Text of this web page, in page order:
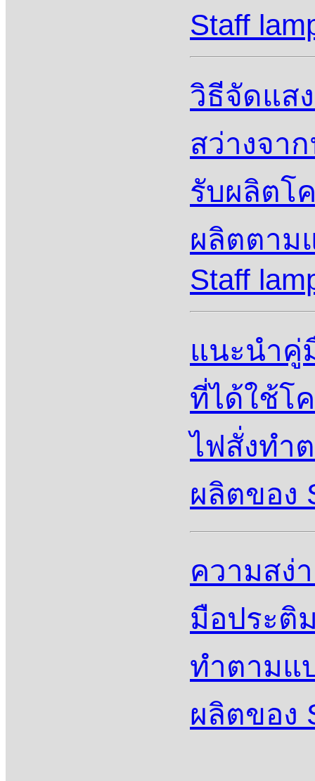
Staff
วิธีจัดแส
สว่างจา
รับผลิตโ
ผลิตตาม
Staff
แนะนําคู่
ที่ได้ใช้โ
ไฟสั่งทำ
ผลิตของ
ความสง่
มือประติ
ทำตามแ
ผลิตของ